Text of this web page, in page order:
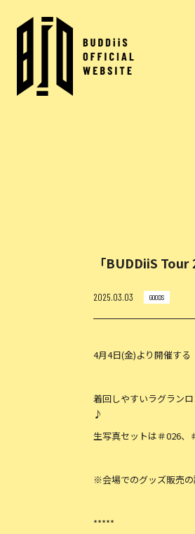
「BUDDiiS
2025.03.03 GOODS
4月4日(金)より開催する
着回しやすいラグラン
♪
生写真セットは＃026、
※会場でのグッズ販売の
*****